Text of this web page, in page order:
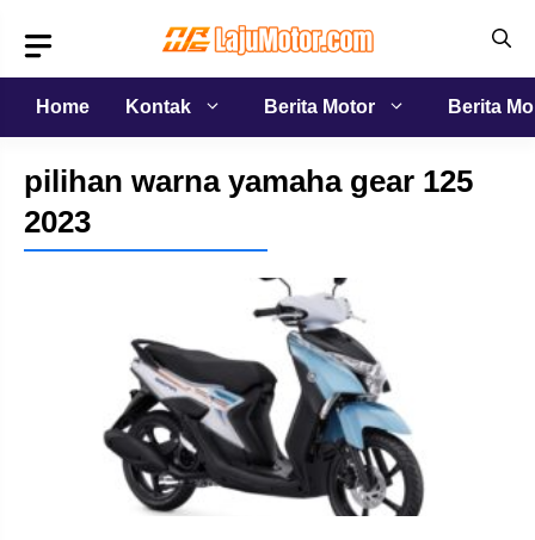
isi
Home
Kontak Berita Motor Berita
pilihan warna yamaha gear 125
2023